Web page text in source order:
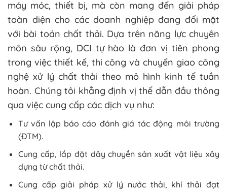
máy móc, thiết bị, mà còn mang đến giải pháp
toàn diện cho các doanh nghiệp đang đối mặt
với bài toán chất thải. Dựa trên năng lực chuyên
môn sâu rộng, DCI tự hào là đơn vị tiên phong
trong việc thiết kế, thi công và chuyển giao công
nghệ xử lý chất thải theo mô hình kinh tế tuần
hoàn. Chúng tôi khẳng định vị thế dẫn đầu thông
qua việc cung cấp các dịch vụ như:
Tư vấn lập báo cáo đánh giá tác động môi trường
(ĐTM).
Cung cấp, lắp đặt dây chuyền sản xuất vật liệu xây
dựng từ chất thải.
Cung cấp giải pháp xử lý nước thải, khí thải đạt